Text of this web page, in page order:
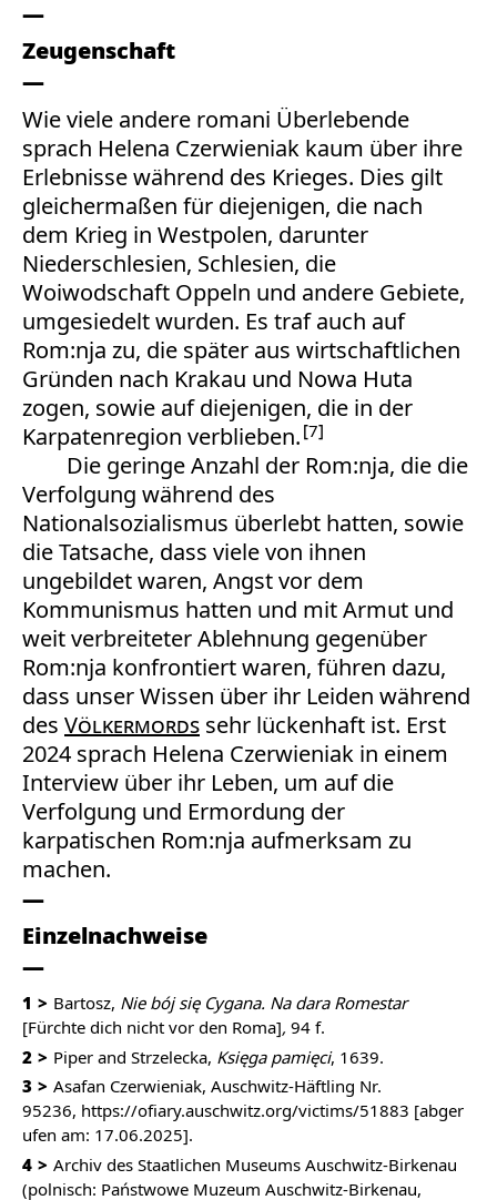
Zeugenschaft
Wie viele andere romani Überlebende
sprach Helena Czerwieniak kaum über ihre
Erlebnisse während des Krieges. Dies gilt
gleichermaßen für diejenigen, die nach
dem Krieg in Westpolen, darunter
Niederschlesien, Schlesien, die
Woiwodschaft Oppeln und andere Gebiete,
umgesiedelt wurden. Es traf auch auf
Rom:nja zu, die später aus wirtschaftlichen
Gründen nach Krakau und Nowa Huta
zogen, sowie auf diejenigen, die in der
Karpatenregion verblieben. 7
Die geringe Anzahl der Rom:nja, die die
Verfolgung während des
Nationalsozialismus überlebt hatten, sowie
die Tatsache, dass viele von ihnen
ungebildet waren, Angst vor dem
Kommunismus hatten und mit Armut und
weit verbreiteter Ablehnung gegenüber
Rom:nja konfrontiert waren, führen dazu,
dass unser Wissen über ihr Leiden während
des Völkermords sehr lückenhaft ist. Erst
2024 sprach Helena Czerwieniak in einem
Interview über ihr Leben, um auf die
Verfolgung und Ermordung der
karpatischen Rom:nja aufmerksam zu
machen.
Einzelnachweise
1 Bartosz, Nie bój się Cygana. Na dara Romestar
[Fürchte dich nicht vor den Roma], 94 f.
2
Piper and Strzelecka, Księga pamięci, 1639.
3
Asafan Czerwieniak, Auschwitz-Häftling Nr.
95236, https://ofiary.auschwitz.org/victims/51883 [abger
ufen am: 17.06.2025].
4
Archiv des Staatlichen Museums Auschwitz-Birkenau
(polnisch: Państwowe Muzeum Auschwitz-Birkenau,